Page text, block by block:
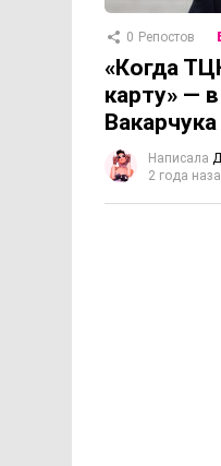
0 Репостов
«Когда
карту» —
Написала
2 года